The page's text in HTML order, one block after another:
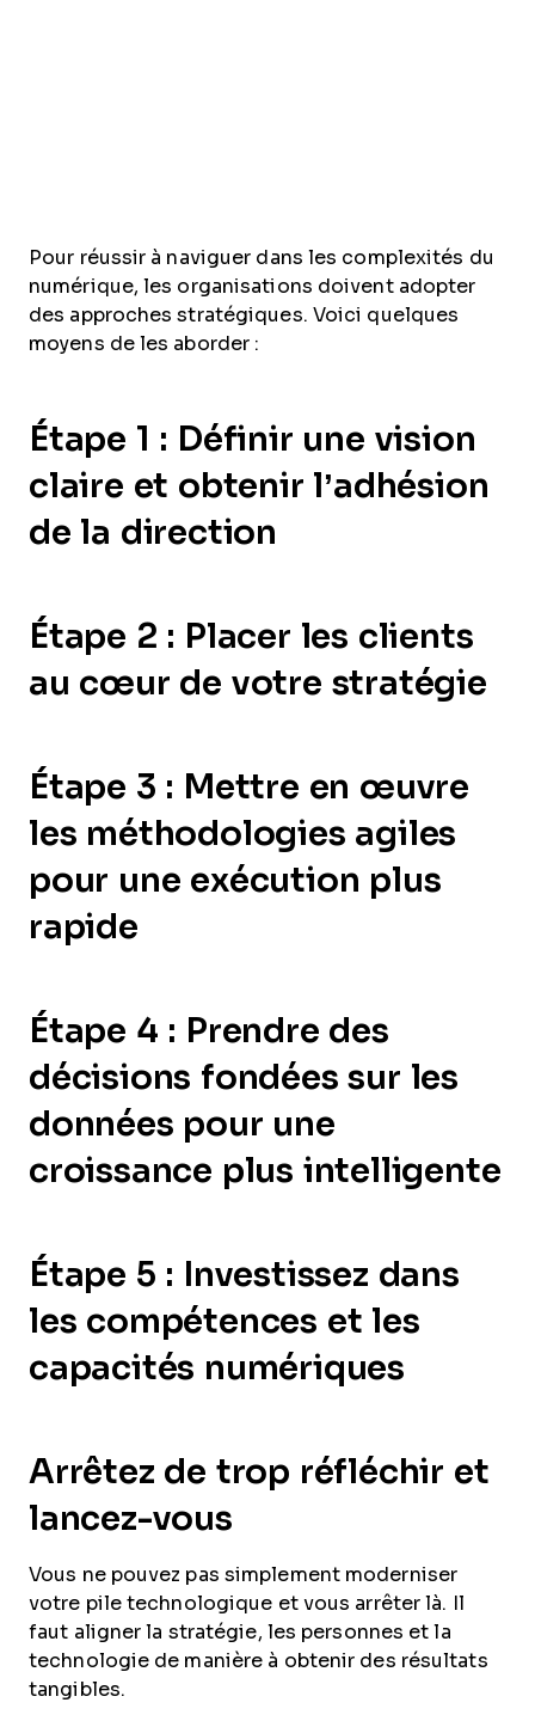
Pour réussir à naviguer dans les complexités du
numérique, les organisations doivent adopter
des approches stratégiques. Voici quelques
moyens de les aborder :
Étape 1 : Définir une vision
claire et obtenir l’adhésion
de la direction
Étape 2 : Placer les clients
au cœur de votre stratégie
Étape 3 : Mettre en œuvre
les méthodologies agiles
pour une exécution plus
rapide
Étape 4 : Prendre des
décisions fondées sur les
données pour une
croissance plus intelligente
Étape 5 : Investissez dans
les compétences et les
capacités numériques
Arrêtez de trop réfléchir et
lancez-vous
Vous ne pouvez pas simplement moderniser
votre pile technologique et vous arrêter là. Il
faut aligner la stratégie, les personnes et la
technologie de manière à obtenir des résultats
tangibles.